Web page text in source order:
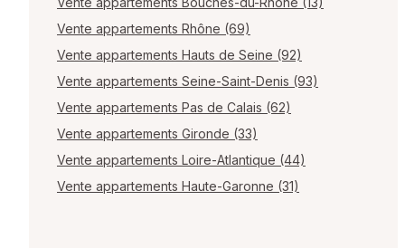
Vente appartements Rhône (69)
Vente appartements Hauts de Seine (92)
Vente appartements Seine-Saint-Denis (93)
Vente appartements Pas de Calais (62)
Vente appartements Gironde (33)
Vente appartements Loire-Atlantique (44)
Vente appartements Haute-Garonne (31)